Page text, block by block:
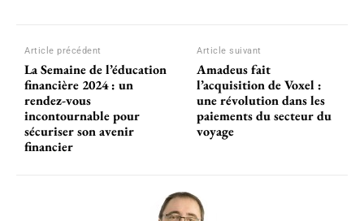
Article précédent
La Semaine de l’éducation
financière 2024 : un
rendez-vous
incontournable pour
sécuriser son avenir
financier
Article suivant
Amadeus fait
l’acquisition de Voxel :
une révolution dans les
paiements du secteur du
voyage